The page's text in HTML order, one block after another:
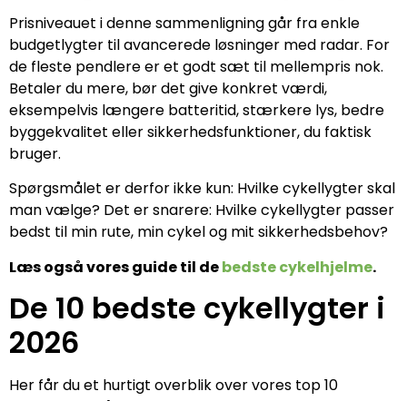
Prisniveauet i denne sammenligning går fra enkle
budgetlygter til avancerede løsninger med radar. For
de fleste pendlere er et godt sæt til mellempris nok.
Betaler du mere, bør det give konkret værdi,
eksempelvis længere batteritid, stærkere lys, bedre
byggekvalitet eller sikkerhedsfunktioner, du faktisk
bruger.
Spørgsmålet er derfor ikke kun: Hvilke cykellygter skal
man vælge? Det er snarere: Hvilke cykellygter passer
bedst til min rute, min cykel og mit sikkerhedsbehov?
Læs også vores guide til debedste cykelhjelme.
De 10 bedste cykellygter i
2026
Her får du et hurtigt overblik over vores top 10